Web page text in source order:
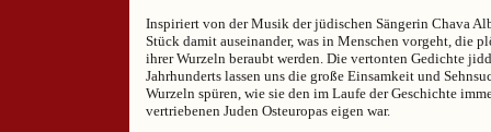
Inspiriert von der Musik der jüdischen Sängerin Chava
Stück damit auseinander, was in Menschen vorgeht, die
ihrer Wurzeln beraubt werden. Die vertonten Gedichte
Jahrhunderts lassen uns die große Einsamkeit und
Wurzeln spüren, wie sie den im Laufe der Geschichte
vertriebenen Juden Osteuropas eigen war.